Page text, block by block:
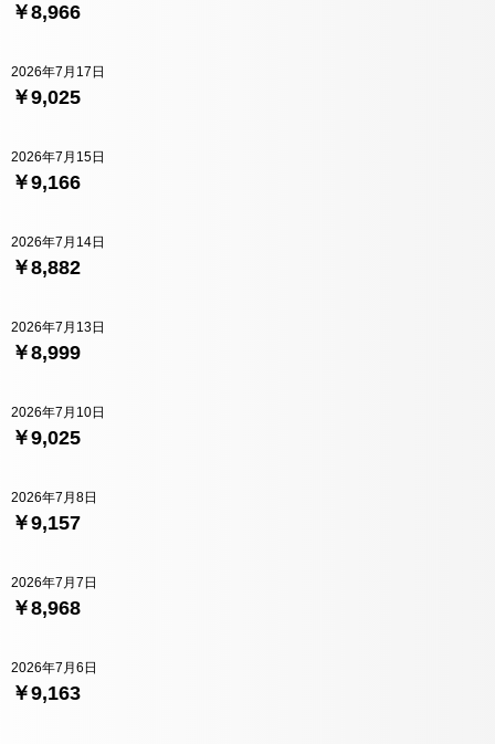
￥8,966
￥9,025
2026年7月17日
￥9,166
2026年7月15日
￥8,882
2026年7月14日
￥8,999
2026年7月13日
￥9,025
2026年7月10日
￥9,157
2026年7月8日
￥8,968
2026年7月7日
￥9,163
2026年7月6日